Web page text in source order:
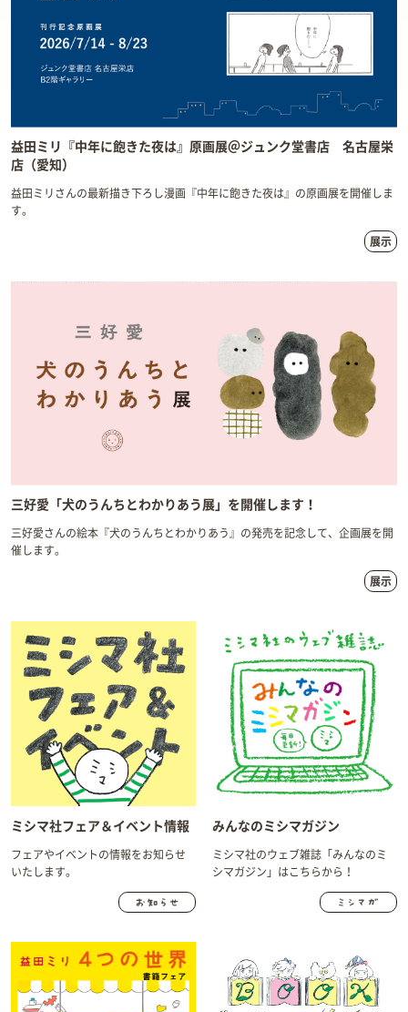
益田ミリ『中年に飽きた夜は』原画展＠ジュンク堂書店 名古屋栄
店（愛知）
益田ミリさんの最新描き下ろし漫画『中年に飽きた夜は』の原画展を開催しま
す。
展示
三好愛「犬のうんちとわかりあう展」を開催します！
三好愛さんの絵本『犬のうんちとわかりあう』の発売を記念して、企画展を開
催します。
展示
ミシマ社フェア＆イベント情報
フェアやイベントの情報をお知らせ
いたします。
みんなのミシマガジン
ミシマ社のウェブ雑誌「みんなのミ
シマガジン」はこちらから！